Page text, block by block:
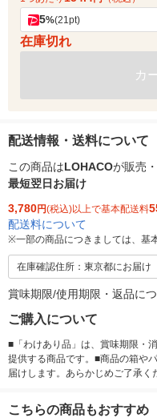
5%(21pt)
在庫切れ
カ
配送情報・送料について
この商品はLOHACOが販売
最短翌日お届け
3,780円(税込)以上で基本配送料
配送料について
※一部の商品につきましては、基
在庫確認住所：東京都にお届け
賞味期限/使用期限・返品に
ご購入について
■「わけあり品」は、賞味期限・
提供する商品です。■商品の箱や
届けします。あらかじめご了承く
こちらの商品もおすすめ